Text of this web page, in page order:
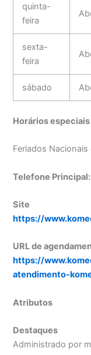
quinta-
feira
sexta-
feira
sábado
Horários especiais
Feriados
Telefone Principal:
Site
https://
URL de
https://
atendimento-
Atributos
Destaques
Administrado por